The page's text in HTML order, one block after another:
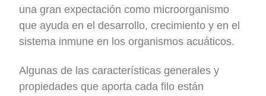
una gran expectación como microorganismo
que ayuda en el desarrollo, crecimiento y en el
sistema inmune en los organismos acuáticos.
Algunas de las características generales y
propiedades que aporta cada filo están